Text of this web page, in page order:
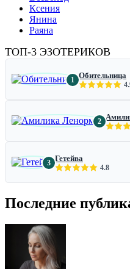
Ксения
Янина
Раяна
ТОП-3 ЭЗОТЕРИКОВ
1 Обительница
2
3 Гетейва
4.8
Последние